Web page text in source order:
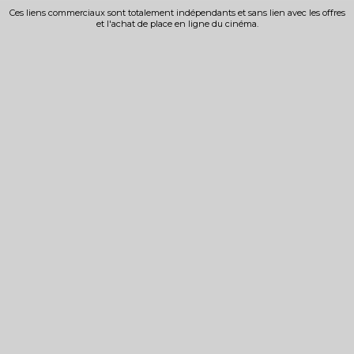
Ces liens commerciaux sont totalement indépendants et sans lien avec les offres
et l'achat de place en ligne du cinéma.